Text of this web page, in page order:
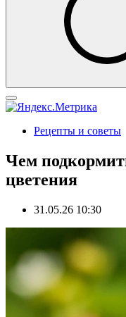
Рецепты и советы
Чем
цветения
31.05.26 10:30